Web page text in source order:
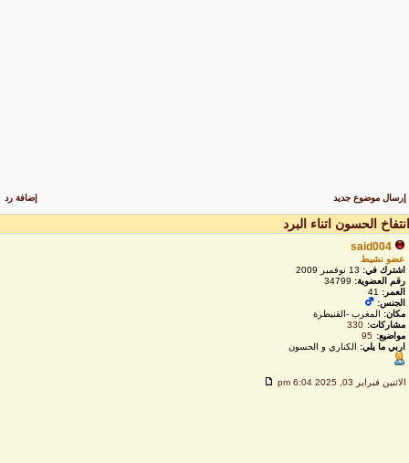
إرسال موضوع جديد إضافة رد
الحسون اتناء البرد
said004
عضو نشيط
اشترك في:13 نوفمبر 2009
رقم العضوية:34799
العمر: 41
الجنس:
مكان:المغرب -القنيطرة
مشاركات:
330
مواضيع:
95
اربي ما يلي:الكناري و الحسون
الاثنين فبراير 03, 2025 6:04 pm